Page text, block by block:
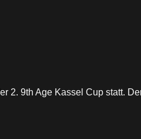
2. 9th Age Kassel Cup statt.